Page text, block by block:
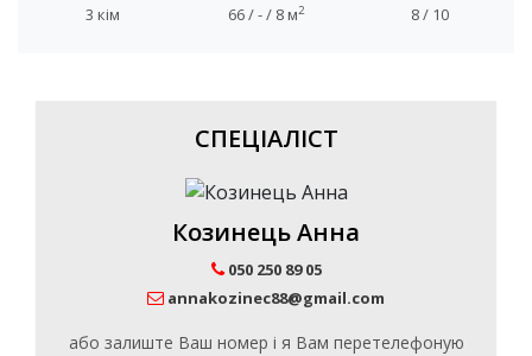
3 кім 66 / - / 8 м2 8 / 10
СПЕЦІАЛІСТ
Козинець Анна
050 250 89 05
annakozinec88@gmail.com
або залиште Ваш номер і я Вам перетелефоную